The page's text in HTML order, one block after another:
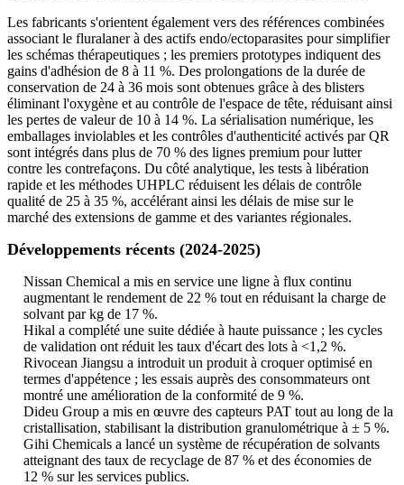
Les fabricants s'orientent également vers des références combinées
associant le fluralaner à des actifs endo/ectoparasites pour simplifier
les schémas thérapeutiques ; les premiers prototypes indiquent des
gains d'adhésion de 8 à 11 %. Des prolongations de la durée de
conservation de 24 à 36 mois sont obtenues grâce à des blisters
éliminant l'oxygène et au contrôle de l'espace de tête, réduisant ainsi
les pertes de valeur de 10 à 14 %. La sérialisation numérique, les
emballages inviolables et les contrôles d'authenticité activés par QR
sont intégrés dans plus de 70 % des lignes premium pour lutter
contre les contrefaçons. Du côté analytique, les tests à libération
rapide et les méthodes UHPLC réduisent les délais de contrôle
qualité de 25 à 35 %, accélérant ainsi les délais de mise sur le
marché des extensions de gamme et des variantes régionales.
Développements récents (2024-2025)
Nissan Chemical a mis en service une ligne à flux continu
augmentant le rendement de 22 % tout en réduisant la charge de
solvant par kg de 17 %.
Hikal a complété une suite dédiée à haute puissance ; les cycles
de validation ont réduit les taux d'écart des lots à <1,2 %.
Rivocean Jiangsu a introduit un produit à croquer optimisé en
termes d'appétence ; les essais auprès des consommateurs ont
montré une amélioration de la conformité de 9 %.
Dideu Group a mis en œuvre des capteurs PAT tout au long de la
cristallisation, stabilisant la distribution granulométrique à ± 5 %.
Gihi Chemicals a lancé un système de récupération de solvants
atteignant des taux de recyclage de 87 % et des économies de
12 % sur les services publics.